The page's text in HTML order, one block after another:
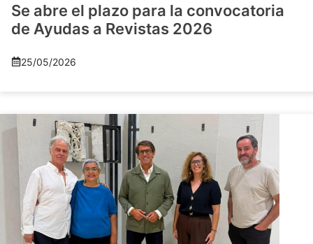
Se abre el plazo para la convocatoria
de Ayudas a Revistas 2026
25/05/2026